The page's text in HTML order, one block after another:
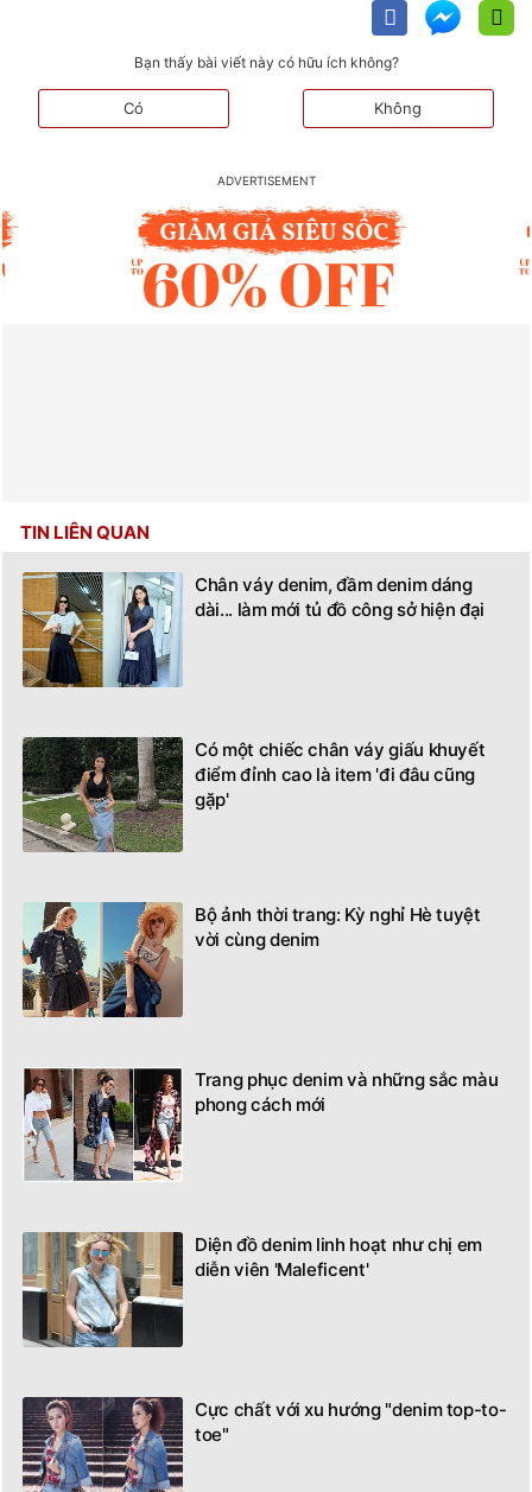
Bạn thấy bài viết này có hữu ích không?
Có Không
TIN LIÊN QUAN
Chân váy denim, đầm denim dáng
dài... làm mới tủ đồ công sở hiện đại
Có một chiếc chân váy giấu khuyết
điểm đỉnh cao là item 'đi đâu cũng
gặp'
Bộ ảnh thời trang: Kỳ nghỉ Hè tuyệt
vời cùng denim
Trang phục denim và những sắc màu
phong cách mới
Diện đồ denim linh hoạt như chị em
diễn viên 'Maleficent'
Cực chất với xu hướng "denim top-to-
toe"